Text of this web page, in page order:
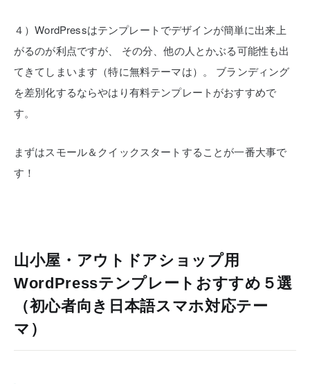
４）WordPressはテンプレートでデザインが簡単に出来上
がるのが利点ですが、
その分、他の人とかぶる可能性も出
てきてしまいます（特に無料テーマは）。
ブランディング
を差別化するならやはり有料テンプレートがおすすめで
す。
まずはスモール＆クイックスタートすることが一番大事で
す！
山小屋・アウトドアショップ用
WordPressテンプレートおすすめ５選
（初心者向き日本語スマホ対応テー
マ）